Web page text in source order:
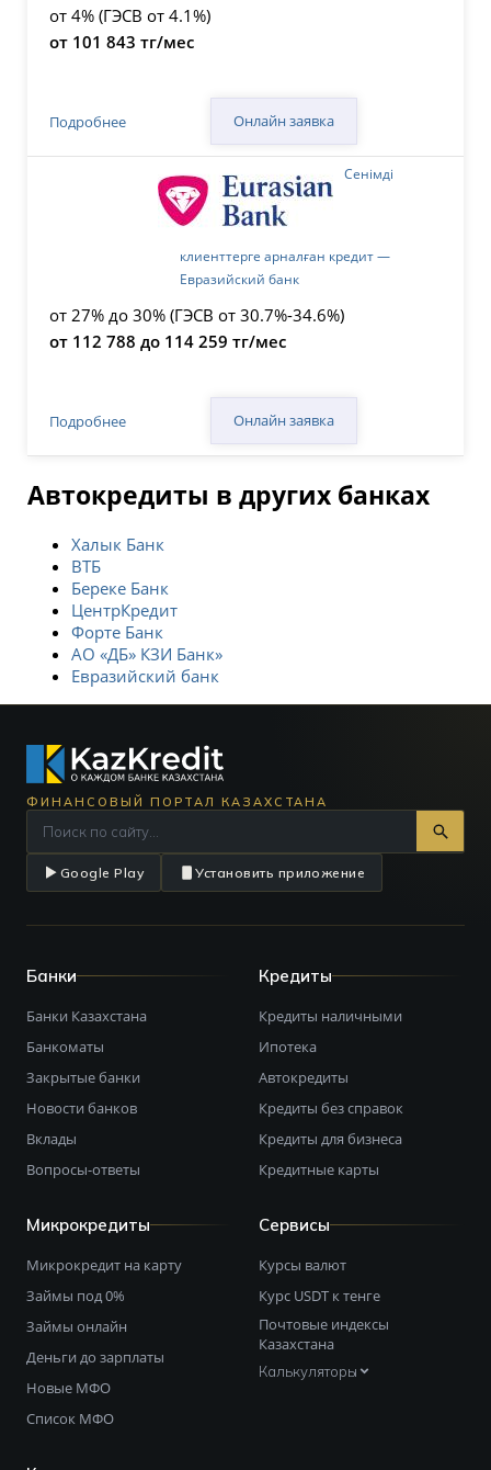
от 4% (ГЭСВ от 4.1%)
от 101 843 тг/мес
Подробнее Онлайн заявка
Сенімді
клиенттерге арналған кредит —
Евразийский банк
от 27% до 30% (ГЭСВ от 30.7%-34.6%)
от 112 788 до 114 259 тг/мес
Подробнее Онлайн заявка
Автокредиты в других банках
Халык Банк
ВТБ
Береке Банк
ЦентрКредит
Форте Банк
АО «ДБ» КЗИ Банк»
Евразийский банк
ФИНАНСОВЫЙ ПОРТАЛ КАЗАХСТАНА
Google Play Установить приложение
Банки
Банки Казахстана
Банкоматы
Закрытые банки
Новости банков
Вклады
Вопросы-ответы
Кредиты
Кредиты наличными
Ипотека
Автокредиты
Кредиты без справок
Кредиты для бизнеса
Кредитные карты
Микрокредиты
Микрокредит на карту
Займы под 0%
Займы онлайн
Деньги до зарплаты
Новые МФО
Список МФО
Сервисы
Курсы валют
Курс USDT к тенге
Почтовые индексы
Казахстана
Калькуляторы